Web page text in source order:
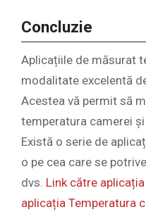
Concluzie
Aplicațiile de măsurat
modalitate excelentă
Acestea vă permit să
temperatura camerei
Există o serie de
o pe cea care se
dvs. Link către
aplicația Temperatura